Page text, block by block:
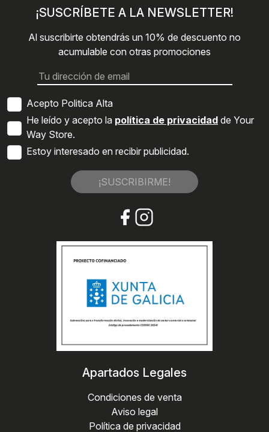
¡SUSCRÍBETE A LA NEWSLETTER!
Al suscribirte obtendrás un 10% de descuento no
acumulable con otras promociones
Acepto Politica Alta
He leído y acepto la política de privacidad de Your
Way Store.
Estoy interesado en recibir publicidad.
¡SUSCRIBIRME!
Apartados Legales
Condiciones de venta
Aviso legal
Política de privacidad